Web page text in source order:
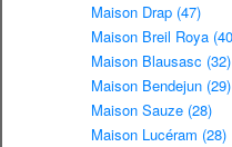
Maison Drap (47)
Maison Breil Roya
Maison Blausasc (32)
Maison Bendejun (29)
Maison Sauze (28)
Maison Lucéram (28)